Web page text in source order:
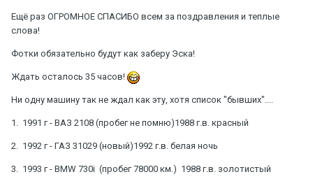
Ещё раз ОГРОМНОЕ СПАСИБО всем за поздравления и теплые
слова!
Фотки обязательно будут как заберу Эска!
Ждать осталось 35 часов!
Ни одну машину так не ждал как эту, хотя список "бывших"....
1. 1991 г - ВАЗ 2108 (пробег не помню)1988 г.в. красный
2. 1992 г - ГАЗ 31029 (новый)1992 г.в. белая ночь
3. 1993 г - BMW 730i (пробег 78000 км.) 1988 г.в. золотистый